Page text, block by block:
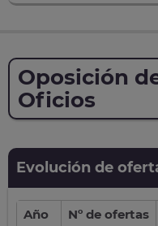
Oposición
Oficios
Evolución de
Año Nº de ofertas